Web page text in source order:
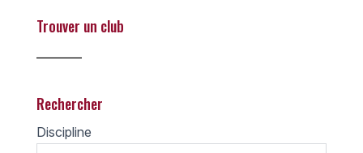
Trouver un club
Rechercher
Discipline